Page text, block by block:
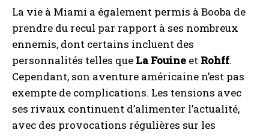
La vie à Miami a également permis à Booba de
prendre du recul par rapport à ses nombreux
ennemis, dont certains incluent des
personnalités telles que La Fouine et Rohff.
Cependant, son aventure américaine n’est pas
exempte de complications. Les tensions avec
ses rivaux continuent d’alimenter l’actualité,
avec des provocations régulières sur les